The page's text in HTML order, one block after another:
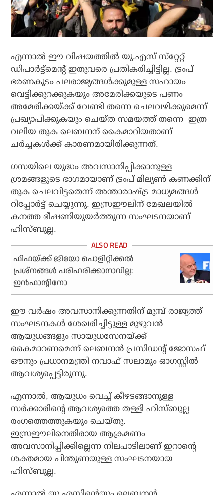
എന്നാല്‍ ഈ വിഷയത്തില്‍ യു.എസ് സ്‌റ്റേറ്റ്
ഡിപാര്‍ട്ട്‌മെന്റ് ഇതുവരെ പ്രതികരിച്ചിട്ടില്ല. ട്രംപ്
ഭരണകൂടം പലരാജ്യങ്ങള്‍ക്കുമുള്ള സഹായം
വെട്ടിക്കുറക്കുകയും അമേരിക്കയുടെ പണം
അമേരിക്കയ്ക്ക് വേണ്ടി തന്നെ ചെലവഴിക്കുമെന്ന്
പ്രഖ്യാപിക്കുകയും ചെയ്ത സമയത്ത് തന്നെ ഇത്ര
വലിയ തുക ലെബനന് കൈമാറിയതാണ്
ചര്‍ച്ചകള്‍ക്ക് കാരണമായിരിക്കുന്നത്.
ഗസയിലെ യുദ്ധം അവസാനിപ്പിക്കാനുള്ള
ശ്രമങ്ങളുടെ ഭാഗമായാണ് ട്രംപ് മില്യണ്‍ കണക്കിന്
തുക ചെലവിട്ടതെന്ന് അന്താരാഷ്ട്ര മാധ്യമങ്ങള്‍
റിപ്പോര്‍ട്ട് ചെയ്യുന്നു. ഇസ്രഈലിന് മേഖലയില്‍
കനത്ത ഭീഷണിയുയര്‍ത്തുന്ന സംഘടനയാണ്
ഹിസ്ബുല്ല.
ഫിഫയ്ക്ക് ജിയോ പൊളിറ്റിക്കല്‍
പ്രശ്‌നങ്ങള്‍ പരിഹരിക്കാനാവില്ല:
ഇന്‍ഫാന്റിനോ
ഈ വര്‍ഷം അവസാനിക്കുന്നതിന് മുമ്പ് രാജ്യത്ത്
സംഘടനകള്‍ ശേഖരിച്ചിട്ടുള്ള മുഴുവന്‍
ആയുധങ്ങളും സായുധസേനയ്ക്ക്
കൈമാറണമെന്ന് ലെബനന്‍ പ്രസിഡന്റ് ജോസഫ്
ഔനും പ്രധാനമന്ത്രി നവാഫ് സലാമും ഓഗസ്റ്റില്‍
ആവശ്യപ്പെട്ടിരുന്നു.
എന്നാല്‍, ആയുധം വെച്ച് കീഴടങ്ങാനുള്ള
സര്‍ക്കാരിന്റെ ആവശ്യത്തെ തള്ളി ഹിസ്ബുല്ല
രംഗത്തെത്തുകയും ചെയ്തു.
ഇസ്രഈലിനെതിരായ ആക്രമണം
അവസാനിപ്പിക്കില്ലെന്ന നിലപാടിലാണ് ഇറാന്റെ
ശക്തമായ പിന്തുണയുള്ള സംഘടനയായ
ഹിസ്ബുല്ല.